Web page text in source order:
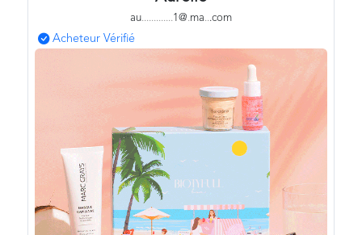
au 1@ ma .com
Acheteur Vérifié